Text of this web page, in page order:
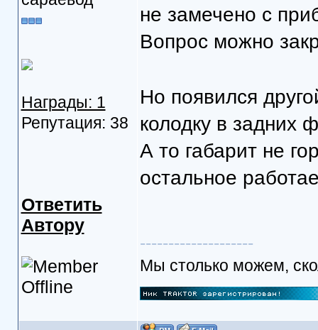
Награды: 1
Репутация: 38
Ответить
Автору
не замечено с
Вопрос можно
Но появился
колодку в задних
А то габарит не
остальное
--------------------
Мы столько можем,